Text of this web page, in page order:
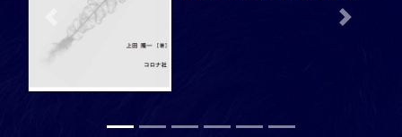
Previous Next